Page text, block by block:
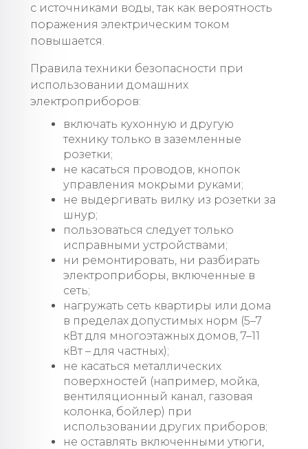
с источниками воды, так как вероятность
поражения электрическим током
повышается.
Правила техники безопасности при
использовании домашних
электроприборов:
включать кухонную и другую
технику только в заземленные
розетки;
не касаться проводов, кнопок
управления мокрыми руками;
не выдергивать вилку из розетки за
шнур;
пользоваться следует только
исправными устройствами;
ни ремонтировать, ни разбирать
электроприборы, включенные в
сеть;
нагружать сеть квартиры или дома
в пределах допустимых норм (5–7
кВт для многоэтажных домов, 7–11
кВт – для частных);
не касаться металлических
поверхностей (например, мойка,
вентиляционный канал, газовая
колонка, бойлер) при
использовании других приборов;
не оставлять включенными утюги,